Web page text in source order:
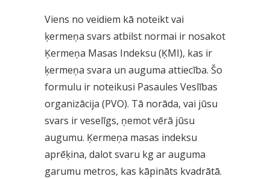
Viens no veidiem kā noteikt vai
ķermeņa svars atbilst normai ir nosakot
Ķermeņa Masas Indeksu (ĶMI), kas ir
ķermeņa svara un auguma attiecība. Šo
formulu ir noteikusi Pasaules Veslības
organizācija (PVO). Tā norāda, vai jūsu
svars ir veselīgs, ņemot vērā jūsu
augumu. Ķermeņa masas indeksu
aprēķina, dalot svaru kg ar auguma
garumu metros, kas kāpināts kvadrātā.